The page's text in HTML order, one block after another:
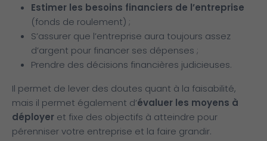
Estimer les besoins financiers de l’entreprise
(fonds de roulement) ;
S’assurer que l’entreprise aura toujours assez
d’argent pour financer ses dépenses ;
Prendre des décisions financières judicieuses.
Il permet de lever des doutes quant à la faisabilité,
mais il permet également d’évaluer les moyens à
déployer et fixe des objectifs à atteindre pour
pérenniser votre entreprise et la faire grandir.